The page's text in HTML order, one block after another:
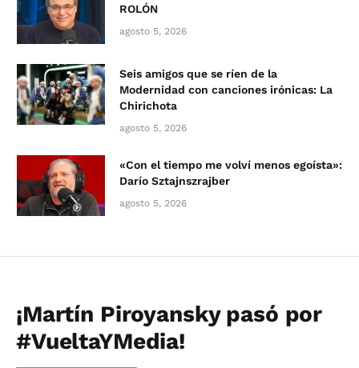
ROLÓN
agosto 5, 2026
Seis amigos que se ríen de la
Modernidad con canciones irónicas: La
Chirichota
agosto 5, 2026
«Con el tiempo me volví menos egoísta»:
Darío Sztajnszrajber
agosto 5, 2026
¡Martín Piroyansky pasó por
#VueltaYMedia!